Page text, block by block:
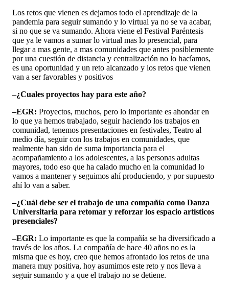
Los retos que vienen es dejarnos todo el aprendizaje de la
pandemia para seguir sumando y lo virtual ya no se va acabar,
si no que se va sumando. Ahora viene el Festival Paréntesis
que ya le vamos a sumar lo virtual mas lo presencial, para
llegar a mas gente, a mas comunidades que antes posiblemente
por una cuestión de distancia y centralización no lo hacíamos,
es una oportunidad y un reto alcanzado y los retos que vienen
van a ser favorables y positivos
–¿Cuales proyectos hay para este año?
–EGR: Proyectos, muchos, pero lo importante es ahondar en
lo que ya hemos trabajado, seguir haciendo los trabajos en
comunidad, tenemos presentaciones en festivales, Teatro al
medio día, seguir con los trabajos en comunidades, que
realmente han sido de suma importancia para el
acompañamiento a los adolescentes, a las personas adultas
mayores, todo eso que ha calado mucho en la comunidad lo
vamos a mantener y seguimos ahí produciendo, y por supuesto
ahí lo van a saber.
–¿Cuál debe ser el trabajo de una compañía como Danza
Universitaria para retomar y reforzar los espacio artísticos
presenciales?
–EGR: Lo importante es que la compañía se ha diversificado a
través de los años. La compañía de hace 40 años no es la
misma que es hoy, creo que hemos afrontado los retos de una
manera muy positiva, hoy asumimos este reto y nos lleva a
seguir sumando y a que el trabajo no se detiene.